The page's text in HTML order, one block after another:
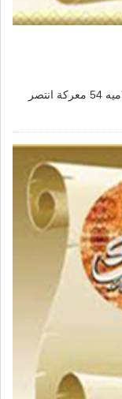
أمير الأندلس وقائد الجيوش خاض بالجيوش الاسلاميه 54 معركة انتصر